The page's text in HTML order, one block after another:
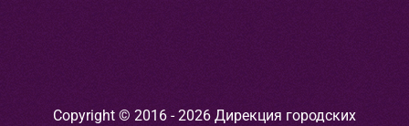
Copyright © 2016 - 2026 Дирекция городских